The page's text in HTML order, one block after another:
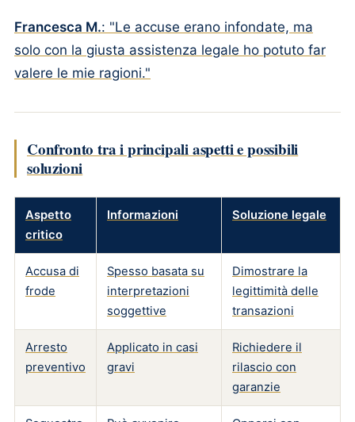
Francesca M.: "Le accuse erano infondate, ma
solo con la giusta assistenza legale ho potuto far
valere le mie ragioni."
Confronto tra i principali aspetti e possibili
soluzioni
Aspetto
critico
Informazioni Soluzione legale
Accusa di
frode
Spesso basata su
interpretazioni
soggettive
Dimostrare la
legittimità delle
transazioni
Arresto
preventivo
Applicato in casi
gravi
Richiedere il
rilascio con
garanzie